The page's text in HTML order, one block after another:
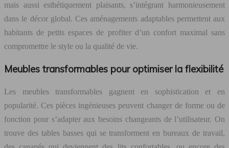
mais aussi esthétiquement plaisants, s’intégrant harmonieusement
dans le décor global. Ces aménagements adaptables permettent aux
habitants de petits espaces de profiter d’un confort maximal sans
compromettre le style ou la qualité de vie.
Meubles transformables pour optimiser la flexibilité
Les meubles transformables gagnent en sophistication et en
popularité. Ces pièces ingénieuses peuvent changer de forme ou de
fonction pour s’adapter aux besoins changeants de l’utilisateur. On
trouve des tables basses qui se transforment en bureaux de travail,